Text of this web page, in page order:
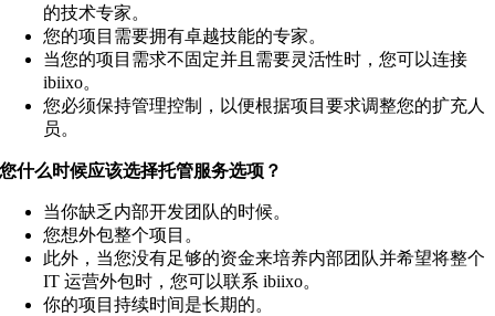
的技术专家。
您的项目需要拥有卓越技能的专家。
当您的项目需求不固定并且需要灵活性时，您可以连接
ibiixo。
您必须保持管理控制，以便根据项目要求调整您的扩充人
员。
您什么时候应该选择托管服务选项？
当你缺乏内部开发团队的时候。
您想外包整个项目。
此外，当您没有足够的资金来培养内部团队并希望将整个
IT 运营外包时，您可以联系 ibiixo。
你的项目持续时间是长期的。